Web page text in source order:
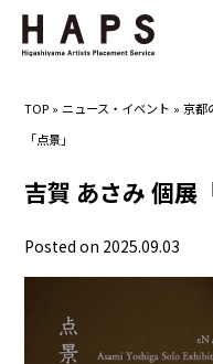
TOP » ニュース・イベント »京都
「点景」
吉賀 あさみ 個展
Posted on 2025.09.03